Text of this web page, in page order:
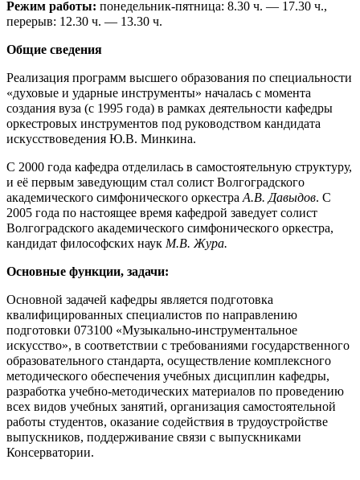
Режим работы: понедельник-пятница: 8.30 ч. — 17.30 ч.,
перерыв: 12.30 ч. — 13.30 ч.
Общие сведения
Реализация программ высшего образования по специальности
«духовые и ударные инструменты» началась с момента
создания вуза (с 1995 года) в рамках деятельности кафедры
оркестровых инструментов под руководством кандидата
искусствоведения Ю.В. Минкина.
С 2000 года кафедра отделилась в самостоятельную структуру,
и её первым заведующим стал солист Волгоградского
академического симфонического оркестра А.В. Давыдов. С
2005 года по настоящее время кафедрой заведует солист
Волгоградского академического симфонического оркестра,
кандидат философских наук М.В. Жура.
Основные функции, задачи:
Основной задачей кафедры является подготовка
квалифицированных специалистов по направлению
подготовки 073100 «Музыкально-инструментальное
искусство», в соответствии с требованиями государственного
образовательного стандарта, осуществление комплексного
методического обеспечения учебных дисциплин кафедры,
разработка учебно-методических материалов по проведению
всех видов учебных занятий, организация самостоятельной
работы студентов, оказание содействия в трудоустройстве
выпускников, поддерживание связи с выпускниками
Консерватории.